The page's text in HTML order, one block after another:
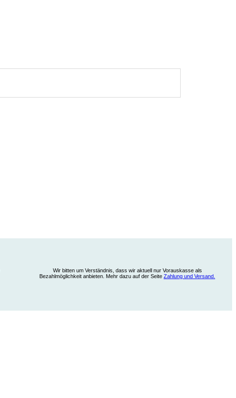
Wir bitten um Verständnis, dass wir aktuell nur Vorauskasse als
Bezahlmöglichkeit anbieten. Mehr dazu auf der Seite Zahlung und Versand.